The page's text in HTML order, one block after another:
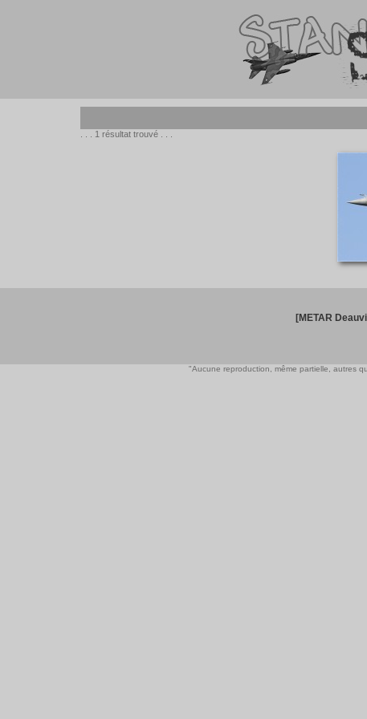
. . . 1 résultat trouvé . . .
[METAR
"Aucune reproduction, même partielle, autres